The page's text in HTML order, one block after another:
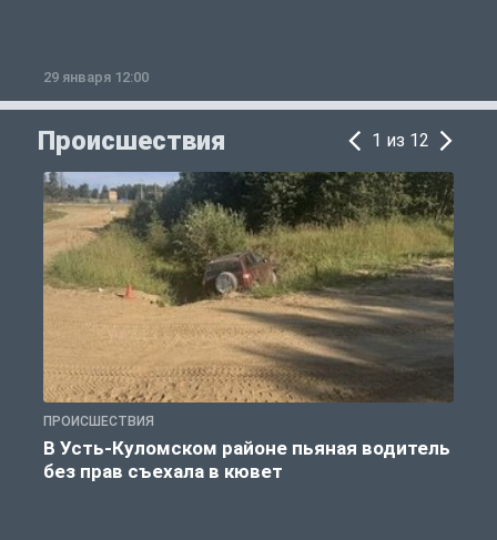
29 января 12:00
Происшествия 1 из 12
ПРОИСШЕСТВИЯ
В Усть-Куломском районе пьяная водитель
без прав съехала в кювет